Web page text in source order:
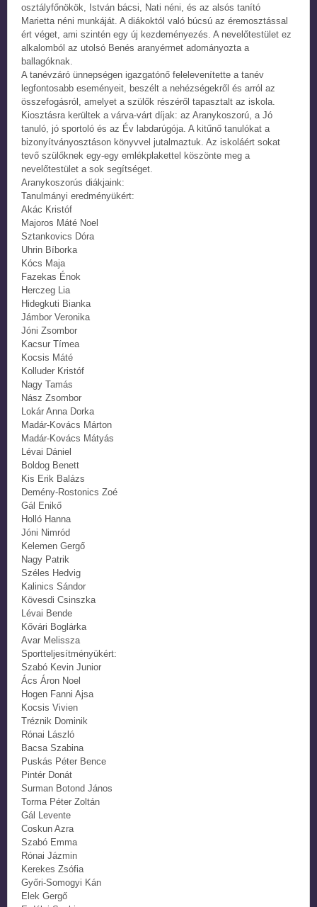
osztályfőnökök, István bácsi, Nati néni, és az alsós tanító
Marietta néni munkáját. A diákoktól való búcsú az éremosztással
ért véget, ami szintén egy új kezdeményezés. A nevelőtestület ez
alkalomból az utolsó Benés aranyérmet adományozta a
ballagóknak.
A tanévzáró ünnepségen igazgatónő felelevenítette a tanév
legfontosabb eseményeit, beszélt a nehézségekről és arról az
összefogásról, amelyet a szülők részéről tapasztalt az iskola.
Kiosztásra kerültek a várva-várt díjak: az Aranykoszorú, a Jó
tanuló, jó sportoló és az Év labdarúgója. A kitűnő tanulókat a
bizonyítványosztáson könyvvel jutalmaztuk. Az iskoláért sokat
tevő szülőknek egy-egy emlékplakettel köszönte meg a
nevelőtestület a sok segítséget.
Aranykoszorús diákjaink:
Tanulmányi eredményükért:
Akác Kristóf
Majoros Máté Noel
Sztankovics Dóra
Uhrin Bíborka
Kócs Maja
Fazekas Énok
Herczeg Lia
Hidegkuti Bianka
Jámbor Veronika
Jóni Zsombor
Kacsur Tímea
Kocsis Máté
Kolluder Kristóf
Nagy Tamás
Nász Zsombor
Lokár Anna Dorka
Madár-Kovács Márton
Madár-Kovács Mátyás
Lévai Dániel
Boldog Benett
Kis Erik Balázs
Demény-Rostonics Zoé
Gál Enikő
Holló Hanna
Jóni Nimród
Kelemen Gergő
Nagy Patrik
Széles Hedvig
Kalinics Sándor
Kövesdi Csinszka
Lévai Bende
Kővári Boglárka
Avar Melissza
Sportteljesítményükért:
Szabó Kevin Junior
Ács Áron Noel
Hogen Fanni Ajsa
Kocsis Vivien
Tréznik Dominik
Rónai László
Bacsa Szabina
Puskás Péter Bence
Pintér Donát
Surman Botond János
Torma Péter Zoltán
Gál Levente
Coskun Azra
Szabó Emma
Rónai Jázmin
Kerekes Zsófia
Győri-Somogyi Kán
Elek Gergő